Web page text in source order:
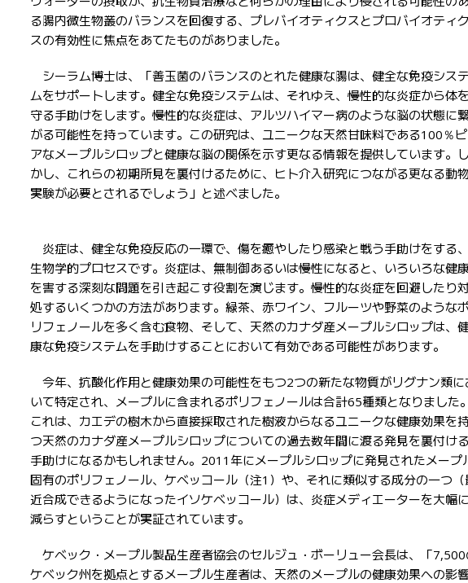
る腸内微生物叢のバランスを回復する、プレバイオティクスとプロバイオティク
スの有効性に焦点をあてたものがありました。
シーラム博士は、「善玉菌のバランスのとれた健康な腸は、健全な免疫システ
ムをサポートします。健全な免疫システムは、それゆえ、慢性的な炎症から体を
守る手助けをします。慢性的な炎症は、アルツハイマー病のような脳の状態に
がる可能性を持っています。この研究は、ユニークな天然甘味料である100％
アなメープルシロップと健康な脳の関係を示す更なる情報を提供しています。し
かし、これらの初期所見を裏付けるために、ヒト介入研究につながる更なる動物
実験が必要とされるでしょう」と述べました。
炎症は、健全な免疫反応の一環で、傷を癒やしたり感染と戦う手助けをする、
生物学的プロセスです。炎症は、無制御あるいは慢性になると、いろいろな健
を害する深刻な問題を引き起こす役割を演じます。慢性的な炎症を回避したり対
処するいくつかの方法があります。緑茶、赤ワイン、フルーツや野菜のような
リフェノールを多く含む食物、そして、天然のカナダ産メープルシロップは、
康な免疫システムを手助けすることにおいて有効である可能性があります。
今年、抗酸化作用と健康効果の可能性をもつ2つの新たな物質がリグナン類に
いて特定され、メープルに含まれるポリフェノールは合計65種類となりました。
これは、カエデの樹木から直接採取された樹液からなるユニークな健康効果を
つ天然のカナダ産メープルシロップについての過去数年間に渡る発見を裏付ける
手助けになるかもしれません。2011年にメープルシロップに発見されたメープ
固有のポリフェノール、ケベッコール（注1）や、それに類似する成分の一つ（
近合成できるようになったイソケベッコール）は、炎症メディエーターを大幅に
減らすということが実証されています。
ケベック・メープル製品生産者協会のセルジュ・ボーリュー会長は、「7,500
ケベック州を拠点とするメープル生産者は、天然のメープルの健康効果への影